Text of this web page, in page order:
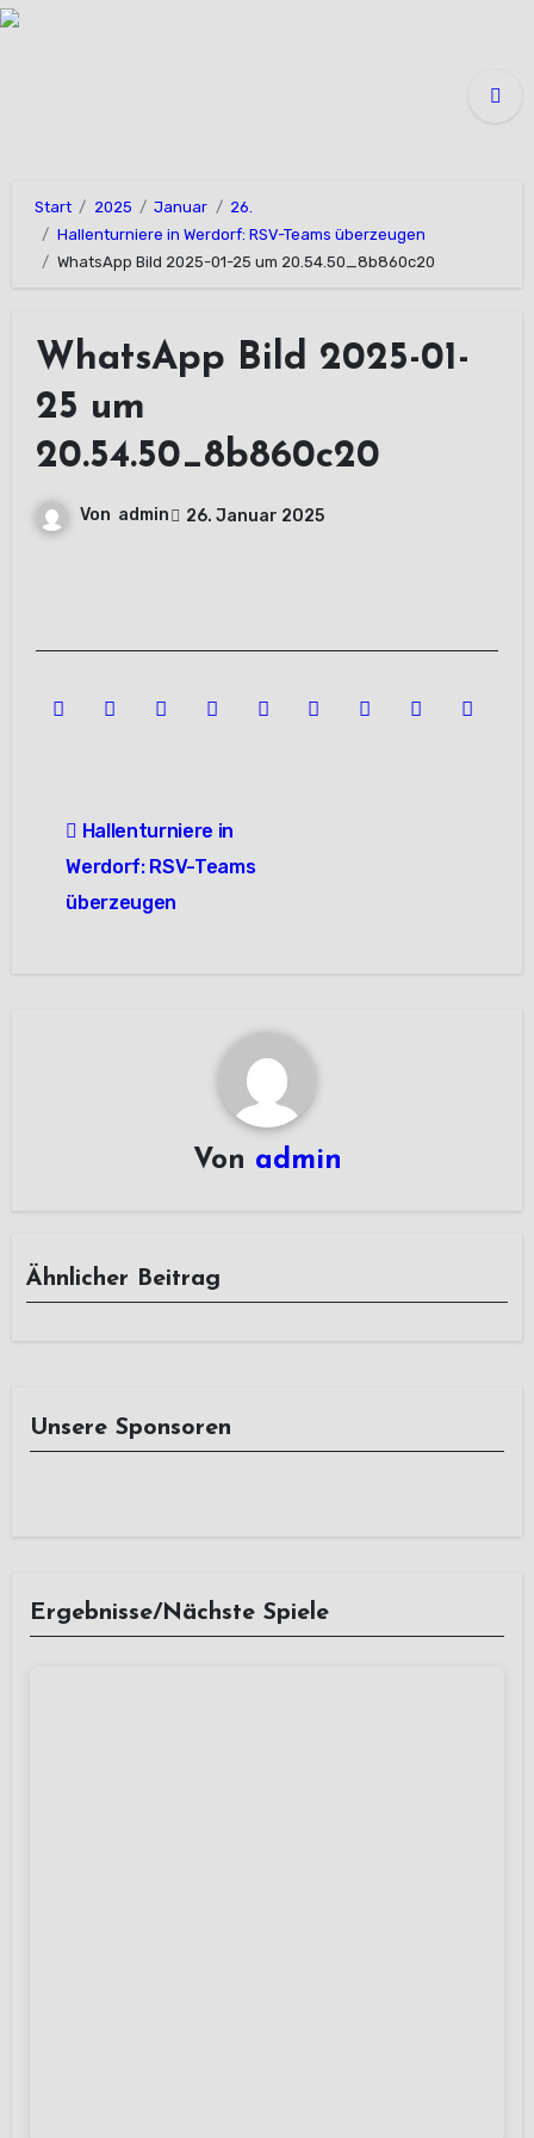
Zum
Start 2025 Januar
26.
Hallenturniere in Werdorf: RSV-Teams überzeugen
WhatsApp Bild 2025-01-25 um 20.54.50_8b860c20
WhatsApp Bild 2025-01-
25 um
20.54.50_8b860c20
Von admin 26. Januar 2025
Hallenturniere in
Werdorf: RSV-Teams
überzeugen
Von admin
Ähnlicher Beitrag
Unsere Sponsoren
Ergebnisse/Nächste Spiele